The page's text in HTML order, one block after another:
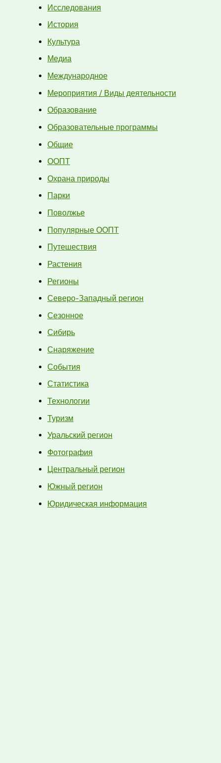
Исследования
История
Культура
Медиа
Международное
Мероприятия / Виды деятельности
Образование
Образовательные программы
Общие
ООПТ
Охрана природы
Парки
Поволжье
Популярные ООПТ
Путешествия
Растения
Регионы
Северо-Западный регион
Сезонное
Сибирь
Снаряжение
События
Статистика
Технологии
Туризм
Уральский регион
Фотография
Центральный регион
Южный регион
Юридическая информация